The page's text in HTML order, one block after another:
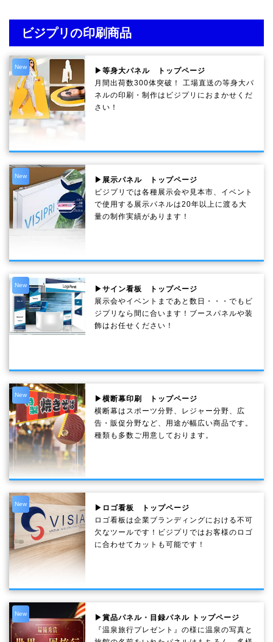
ビジプリの印刷商品
New
▶等身大パネル トップページ
月間出荷数300体突破！ 工場直送の等身大パ
ネルの印刷・制作は ビジプリ におまかせくだ
さい！
New
▶展示パネル トップページ
ビジプリでは各種展示会や見本市、イベント
で使用する展示パネルは20年以上に渡る大
量の制作実績があります！
New
▶サイン看板 トップページ
展示会やイベントまであと数日・・・でもビ
ジプリなら間に合います！ブースパネルや装
飾はお任せください！
New
▶横断幕印刷 トップページ
横断幕はスポーツ分野、レジャー分野、広
告・販促分野など、用途が幅広い商品です。
種類も多数ご用意しております。
New
▶ロゴ看板 トップページ
ロゴ看板は企業ブランディングにおける不可
欠なツールです！ビジプリではお客様のロゴ
に合わせてカットも可能です！
New
▶賞品パネル・目録パネル トップページ
『温泉旅行プレゼント』の様に温泉の写真と